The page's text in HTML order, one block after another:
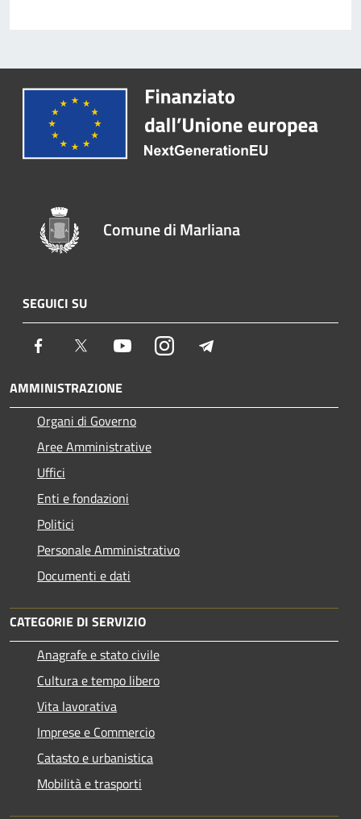
Comune di Marliana
SEGUICI SU
Facebook Twitter YoutubeInstagram
AMMINISTRAZIONE
Organi di Governo
Aree Amministrative
Uffici
Enti e fondazioni
Politici
Personale Amministrativo
Documenti e dati
CATEGORIE DI SERVIZIO
Anagrafe e stato civile
Cultura e tempo libero
Vita lavorativa
Imprese e Commercio
Catasto e urbanistica
Mobilità e trasporti